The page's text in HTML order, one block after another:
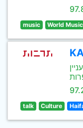
music World Music
talk Culture